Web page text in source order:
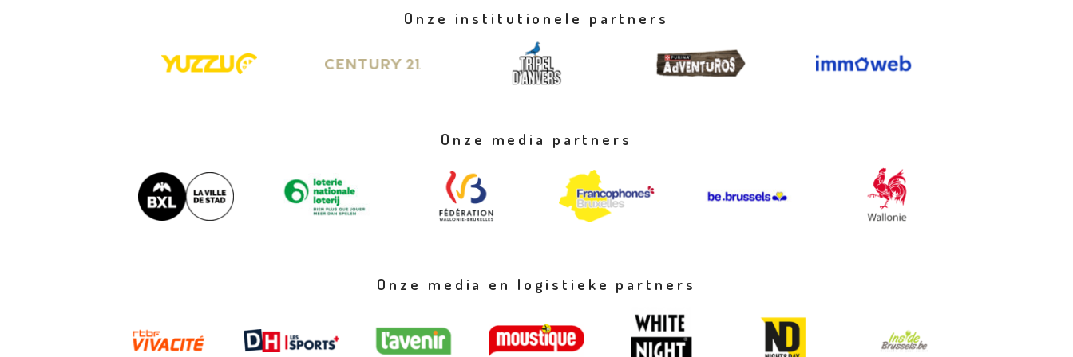
Onze institutionele partners
Onze media partners
Onze media en logistieke partners